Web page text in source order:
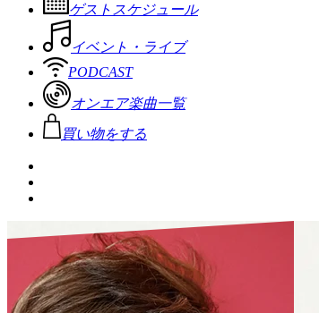
ゲストスケジュール
イベント・ライブ
PODCAST
オンエア楽曲一覧
買い物をする